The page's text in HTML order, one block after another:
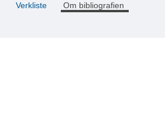
Verkliste Om bibliografien